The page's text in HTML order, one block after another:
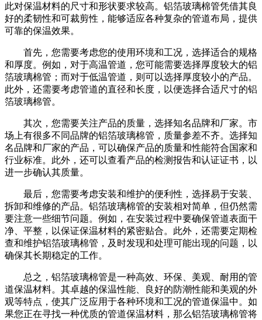
此对保温材料的尺寸和形状要求较高。铝箔玻璃棉管凭借其良
好的柔韧性和可裁剪性，能够适应各种复杂的管道布局，提供
可靠的保温效果。
首先，您需要考虑您的使用环境和工况，选择适合的规格
和厚度。例如，对于高温管道，您可能需要选择厚度较大的铝
箔玻璃棉管；而对于低温管道，则可以选择厚度较小的产品。
此外，还需要考虑管道的直径和长度，以便选择合适尺寸的铝
箔玻璃棉管。
其次，您需要关注产品的质量，选择知名品牌和厂家。市
场上有很多不同品牌的铝箔玻璃棉管，质量参差不齐。选择知
名品牌和厂家的产品，可以确保产品的质量和性能符合国家和
行业标准。此外，还可以查看产品的检测报告和认证证书，以
进一步确认其质量。
最后，您需要考虑安装和维护的便利性，选择易于安装、
拆卸和维修的产品。铝箔玻璃棉管的安装相对简单，但仍然需
要注意一些细节问题。例如，在安装过程中要确保管道表面干
净、平整，以保证保温材料的紧密贴合。此外，还需要定期检
查和维护铝箔玻璃棉管，及时发现和处理可能出现的问题，以
确保其长期稳定的工作。
总之，铝箔玻璃棉管是一种高效、环保、美观、耐用的管
道保温材料。其卓越的保温性能、良好的防潮性能和美观的外
观等特点，使其广泛应用于各种环境和工况的管道保温中。如
果您正在寻找一种优质的管道保温材料，那么铝箔玻璃棉管将